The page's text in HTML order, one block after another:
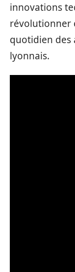
innovations
révolutionner
quotidien des
lyonnais.